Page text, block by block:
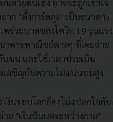
ด้วยตนเอง อาจจะถูกเข้าใจ
ก "ตั้งการ์ดสูง" เป็นธนาคาร
ร่ระบาดของโควิด 19 รุนแรง
คารพาณิชย์ต่างๆ ที่เคยจ่าย
ชน และใช้เวลาประเมิน
เผชิญกับความไม่แน่นอนสูง
งินรอบโลกก็คงไม่แปลกใจกับ
ย "เงินปันผลระหว่างกาล"